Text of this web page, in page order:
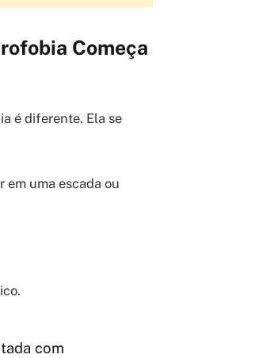
Começa
é diferente. Ela se
em uma escada ou
com